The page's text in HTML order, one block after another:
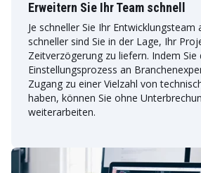
Erweitern Sie Ihr Team schnell
Je schneller Sie Ihr
schneller sind Sie in der Lage, Ihr
Zeitverzögerung zu liefern. Indem Sie
Einstellungsprozess an
Zugang zu einer Vielzahl von
haben, können Sie ohne
weiterarbeiten.